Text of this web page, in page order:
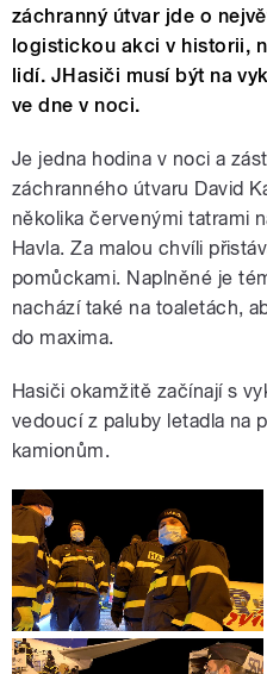
záchranný útvar jde o
logistickou akci v historii,
lidí. JHasiči musí být na
ve dne v noci.
Je jedna hodina v noci a
záchranného útvaru David
několika červenými tatrami
Havla. Za malou chvíli
pomůckami. Naplněné je
nachází také na toaletách,
do maxima.
Hasiči okamžitě začínají s
vedoucí z paluby letadla na
kamionům.